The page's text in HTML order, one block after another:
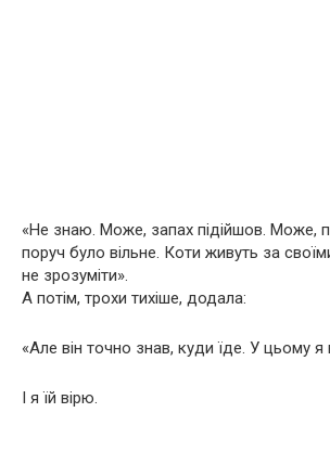
«Не знаю. Може, запах підійшов. Може,
поруч було вільне. Коти живуть за
не зрозуміти».
А потім, трохи тихіше, додала:
«Але він точно знав, куди їде. У цьому я
І я їй вірю.